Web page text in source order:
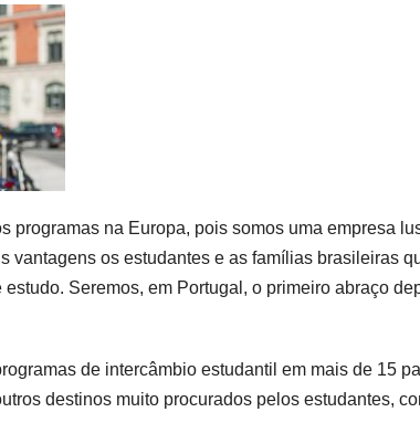
programas na Europa, pois somos uma empresa
vantagens os estudantes e as famílias brasileiras
Seremos, em Portugal, o primeiro abraço
de intercâmbio estudantil em mais de 15
destinos muito procurados pelos estudantes,